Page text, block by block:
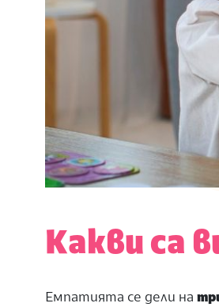
Какви са
Емпатията се дели на